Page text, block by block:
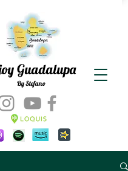
Guadalupa
By Stefano